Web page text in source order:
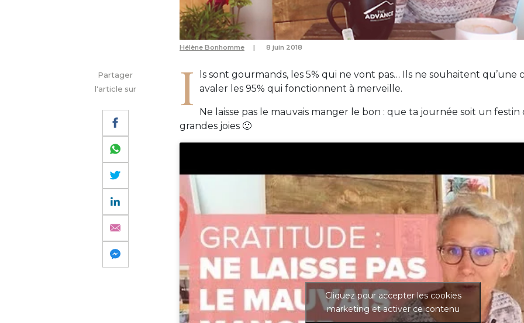
Hélène Bonhomme 8 juin 2018
Partager
l'article sur
I
ls sont gourmands, les 5% qui ne vont pas… Ils ne souhaitent qu’une
avaler les 95% qui fonctionnent à merveille.
Ne laisse pas le mauvais manger le bon : que ta journée soit un
grandes joies 🙂
Cliquez pour accepter les cookies
marketing et activer ce contenu